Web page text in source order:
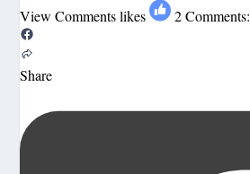
View Comments likes 2 Comments:
Share